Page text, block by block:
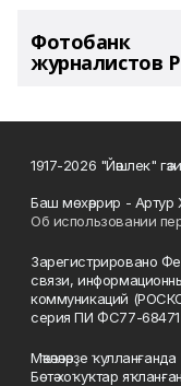
Фотобанк
журналистов
1917-2026 "Йәшлек"
Баш мөхәррир - Артур
Об использовании
Зарегистрировано
связи,
коммуникаций
серия ПИ ФС77-68471
Мәҡәләләрҙе
Бөтә хоҡуҡтар